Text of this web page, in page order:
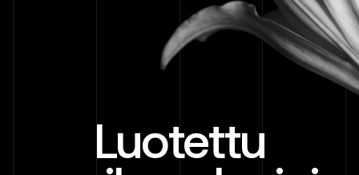
Luotettu